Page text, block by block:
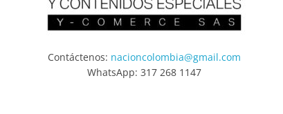
Contáctenos: nacioncolombia@gmail.com
WhatsApp: 317 268 1147